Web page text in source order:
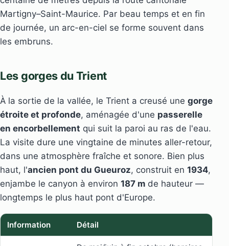
Martigny–Saint-Maurice. Par beau temps et en fin
de journée, un arc-en-ciel se forme souvent dans
les embruns.
Les gorges du Trient
À la sortie de la vallée, le Trient a creusé une gorge
étroite et profonde, aménagée d'une passerelle
en encorbellement qui suit la paroi au ras de l'eau.
La visite dure une vingtaine de minutes aller-retour,
dans une atmosphère fraîche et sonore. Bien plus
haut, l'ancien pont du Gueuroz, construit en 1934,
enjambe le canyon à environ 187 m de hauteur —
longtemps le plus haut pont d'Europe.
Information Détail